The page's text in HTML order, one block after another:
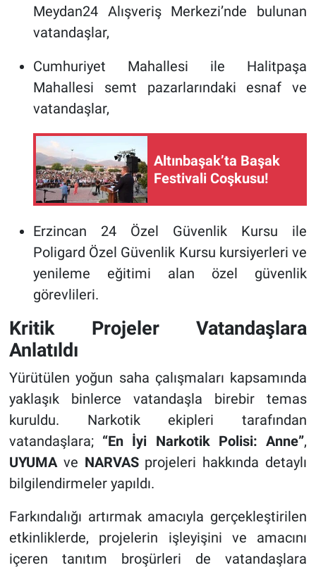
Meydan24 Alışveriş Merkezi’nde bulunan
vatandaşlar,
Cumhuriyet Mahallesi ile Halitpaşa
Mahallesi semt pazarlarındaki esnaf ve
vatandaşlar,
Altınbaşak’ta Başak
Festivali Coşkusu!
Erzincan 24 Özel Güvenlik Kursu ile
Poligard Özel Güvenlik Kursu kursiyerleri ve
yenileme eğitimi alan özel güvenlik
görevlileri.
Kritik Projeler Vatandaşlara
Anlatıldı
Yürütülen yoğun saha çalışmaları kapsamında
yaklaşık binlerce vatandaşla birebir temas
kuruldu. Narkotik ekipleri tarafından
vatandaşlara; “En İyi Narkotik Polisi: Anne”,
UYUMAve NARVASprojeleri hakkında detaylı
bilgilendirmeler yapıldı.
Farkındalığı artırmak amacıyla gerçekleştirilen
etkinliklerde, projelerin işleyişini ve amacını
içeren tanıtım broşürleri de vatandaşlara